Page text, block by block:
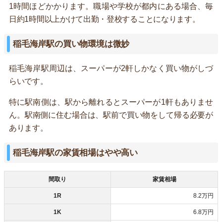
1時間ほどかかります。職場や学校が都内にある場合、毎
日約1時間以上かけて出勤・登校することになります。
稲毛海岸駅の買い物環境は微妙
稲毛海岸駅周辺は、スーパーが2軒しかなく買い物がしづ
らいです。
特に駅南側は、駅から離れるとスーパーが1軒もありませ
ん。駅南側に住む場合は、駅前で買い物をして帰る必要が
あります。
稲毛海岸駅の家賃相場はやや高い
間取り 家賃相場
1R 8.2万円
1K 6.8万円